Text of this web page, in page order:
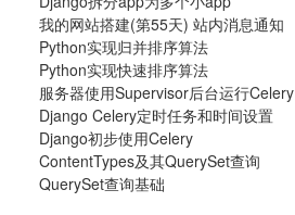
我的网站搭建(第55天) 站内消息通知
Python实现归并排序算法
Python实现快速排序算法
服务器使用Supervisor后台运行Celery
Django Celery定时任务和时间设置
Django初步使用Celery
ContentTypes及其QuerySet查询
QuerySet查询基础